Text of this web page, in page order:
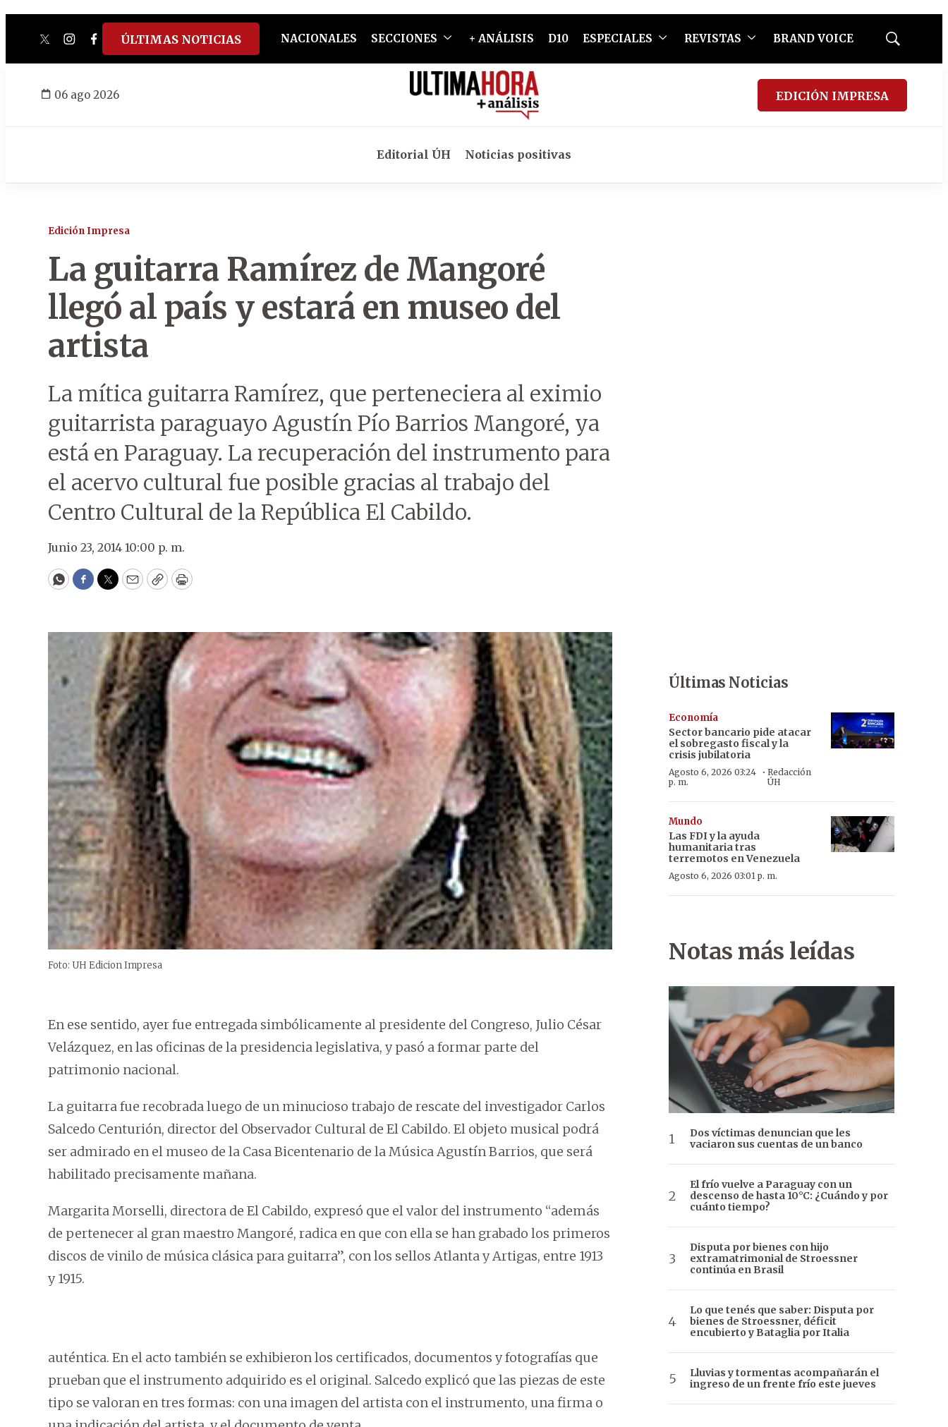
twitterinstagram
facebook
tiktokyoutube
spotify
ÚLTIMAS NOTICIAS NACIONALES SECCIONES + ANÁLISIS D10 ESPECIALES REVISTAS BRAND VOICE
Mostrar
06 ago 2026 EDICIÓN IMPRESA
Editorial ÚH Noticias positivas
Edición Impresa
La guitarra Ramírez de Mangoré
llegó al país y estará en museo del
artista
La mítica guitarra Ramírez, que perteneciera al eximio
guitarrista paraguayo Agustín Pío Barrios Mangoré, ya
está en Paraguay. La recuperación del instrumento para
el acervo cultural fue posible gracias al trabajo del
Centro Cultural de la República El Cabildo.
Junio 23, 2014 10:00 p. m.
WhatsApp
Facebook
Twitter
EmailCopyPrint
Foto: UH Edicion Impresa
En ese sentido, ayer fue entregada simbólicamente al presidente del Congreso, Julio César
Velázquez, en las oficinas de la presidencia legislativa, y pasó a formar parte del
patrimonio nacional.
La guitarra fue recobrada luego de un minucioso trabajo de rescate del investigador Carlos
Salcedo Centurión, director del Observador Cultural de El Cabildo. El objeto musical podrá
ser admirado en el museo de la Casa Bicentenario de la Música Agustín Barrios, que será
habilitado precisamente mañana.
Margarita Morselli, directora de El Cabildo, expresó que el valor del instrumento “además
de pertenecer al gran maestro Mangoré, radica en que con ella se han grabado los primeros
discos de vinilo de música clásica para guitarra”, con los sellos Atlanta y Artigas, entre 1913
y 1915.
auténtica. En el acto también se exhibieron los certificados, documentos y fotografías que
prueban que el instrumento adquirido es el original. Salcedo explicó que las piezas de este
tipo se valoran en tres formas: con una imagen del artista con el instrumento, una firma o
Últimas Noticias
Economía
Sector bancario pide atacar
el sobregasto fiscal y la
crisis jubilatoria
Agosto 6, 2026 03:24
p. m.
· Redacción
ÚH
Mundo
Las FDI y la ayuda
humanitaria tras
terremotos en Venezuela
Agosto 6, 2026 03:01 p. m.
Notas más leídas
Dos víctimas denuncian que les
vaciaron sus cuentas de un banco
El frío vuelve a Paraguay con un
descenso de hasta 10°C: ¿Cuándo y por
cuánto tiempo?
Disputa por bienes con hijo
extramatrimonial de Stroessner
continúa en Brasil
Lo que tenés que saber: Disputa por
bienes de Stroessner, déficit
encubierto y Bataglia por Italia
Lluvias y tormentas acompañarán el
ingreso de un frente frío este jueves